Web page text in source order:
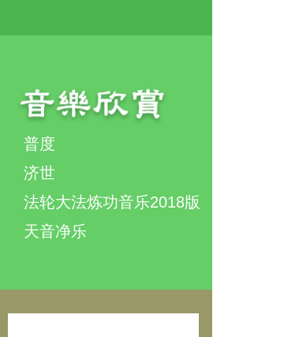
普度
济世
法轮大法炼功音乐2018版
天音净乐